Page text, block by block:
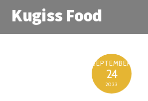
Kugiss Food
SEPTEMBER
24
2023